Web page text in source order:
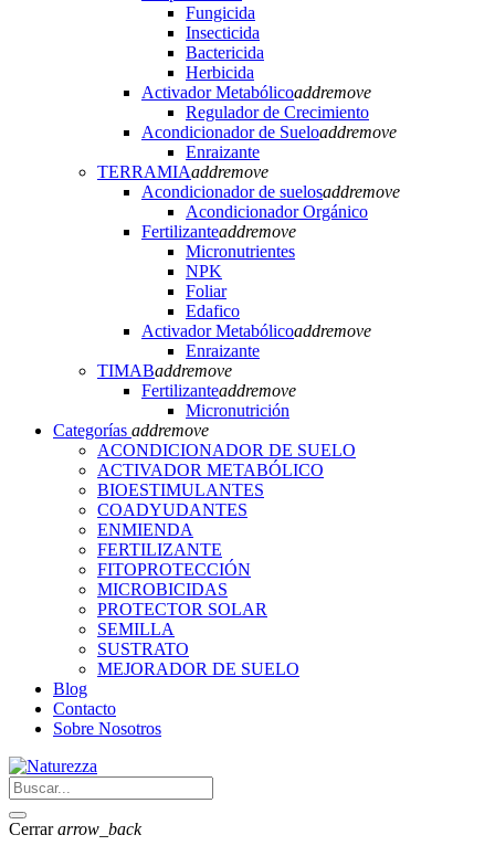
Fungicida
Insecticida
Bactericida
Herbicida
Activador Metabólicoaddremove
Regulador de Crecimiento
Acondicionador de Sueloaddremove
Enraizante
TERRAMIAaddremove
Acondicionador de suelosaddremove
Acondicionador Orgánico
Fertilizanteaddremove
Micronutrientes
NPK
Foliar
Edafico
Activador Metabólicoaddremove
Enraizante
TIMABaddremove
Fertilizanteaddremove
Micronutrición
Categorías addremove
ACONDICIONADOR DE SUELO
ACTIVADOR METABÓLICO
BIOESTIMULANTES
COADYUDANTES
ENMIENDA
FERTILIZANTE
FITOPROTECCIÓN
MICROBICIDAS
PROTECTOR SOLAR
SEMILLA
SUSTRATO
MEJORADOR DE SUELO
Blog
Contacto
Sobre Nosotros
Cerrararrow_back